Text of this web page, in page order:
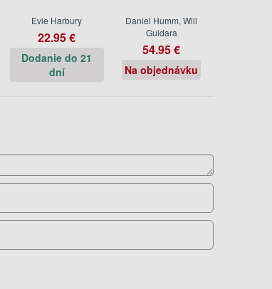
Evie Harbury
22.95 €
Dodanie do 21
dní
Daniel Humm, Will
Guidara
54.95 €
Na objednávku